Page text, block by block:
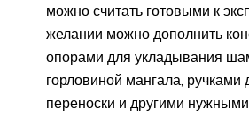
можно считать готовыми к
желании можно дополнить
опорами для укладывания
горловиной мангала, ручками
переноски и другими